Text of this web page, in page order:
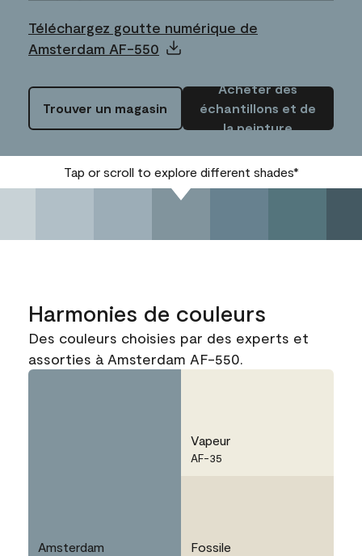
Téléchargez goutte numérique de
Amsterdam AF-550
Trouver un magasin
Acheter des
échantillons et de
la peinture
Tap or scroll to explore different shades*
Harmonies de couleurs
Des couleurs choisies par des experts et
assorties à Amsterdam AF-550.
Amsterdam
Vapeur
AF-35
Fossile